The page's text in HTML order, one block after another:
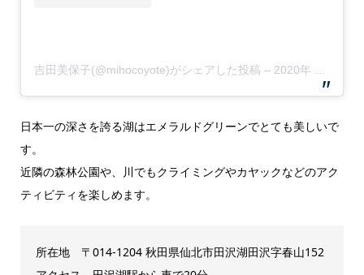
吉田美保子(@mihocoyote)がシェアした投稿 – 2020年 6月月21日午前4時12分PDT
日本一の深さを誇る湖はエメラルドグリーンでとても美しいで
す。
近隣の森林公園や、川でもクライミングやカヤックなどのアク
ティビティを楽しめます。
所在地 〒014-1204 秋田県仙北市田沢湖田沢字春山152